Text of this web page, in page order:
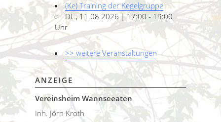
(Ke) Training der Kegelgruppe
Di.., 11.08.2026 | 17:00 - 19:00
Uhr
>> weitere Veranstaltungen
ANZEIGE
Vereinsheim Wannseeaten
Inh. Jörn Kroth